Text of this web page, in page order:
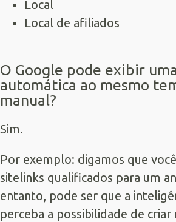
Local
Local de afiliados
O Google pode exibir
automática ao mesmo
manual?
Sim.
Por exemplo: digamos que
sitelinks qualificados para um
entanto, pode ser que a
perceba a possibilidade de criar